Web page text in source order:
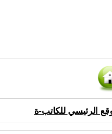
الرئيسي للكاتب-ة